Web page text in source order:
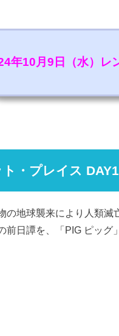
年10月9日（水）レ
ト・プレイス
の地球襲来により人類
前日譚を、「PIG ピッグ